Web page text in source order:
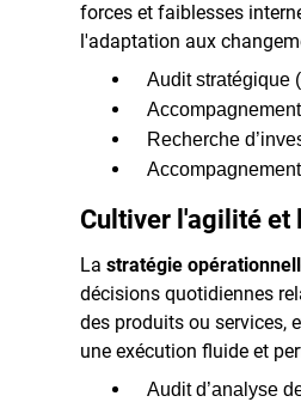
forces et faiblesses
l'adaptation aux
Audit stratégique
Recherche
Cultiver l'agilité et
La stratégie
décisions quotidiennes
des produits ou services,
une exécution fluide et
Audit d’analyse